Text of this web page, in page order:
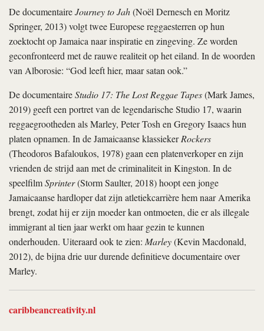
De documentaireJourney to Jah(Noël Dernesch en Moritz
Springer, 2013) volgt twee Europese reggaesterren op hun
zoektocht op Jamaica naar inspiratie en zingeving. Ze worden
geconfronteerd met de rauwe realiteit op het eiland. In de woorden
van Alborosie: “God leeft hier, maar satan ook.”
De documentaireStudio 17: The Lost Reggae Tapes(Mark James,
2019) geeft een portret van de legendarische Studio 17, waarin
reggaegrootheden als Marley, Peter Tosh en Gregory Isaacs hun
platen opnamen. In de Jamaicaanse klassiekerRockers
(Theodoros Bafaloukos, 1978) gaan een platenverkoper en zijn
vrienden de strijd aan met de criminaliteit in Kingston. In de
speelfilmSprinter(Storm Saulter, 2018) hoopt een jonge
Jamaicaanse hardloper dat zijn atletiekcarrière hem naar Amerika
brengt, zodat hij er zijn moeder kan ontmoeten, die er als illegale
immigrant al tien jaar werkt om haar gezin te kunnen
onderhouden. Uiteraard ook te zien: Marley(Kevin Macdonald,
2012), de bijna drie uur durende definitieve documentaire over
Marley.
caribbeancreativity.nl